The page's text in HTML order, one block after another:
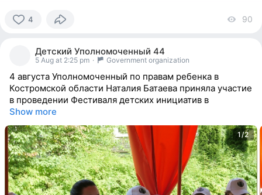
4 90
Детский Уполномоченный 44
5 Aug at 2:25 pm · Government organization
4 августа Уполномоченный по правам ребенка в
Костромской области Наталия Батаева приняла участие
в проведении Фестиваля детских инициатив в
Show more
1/2